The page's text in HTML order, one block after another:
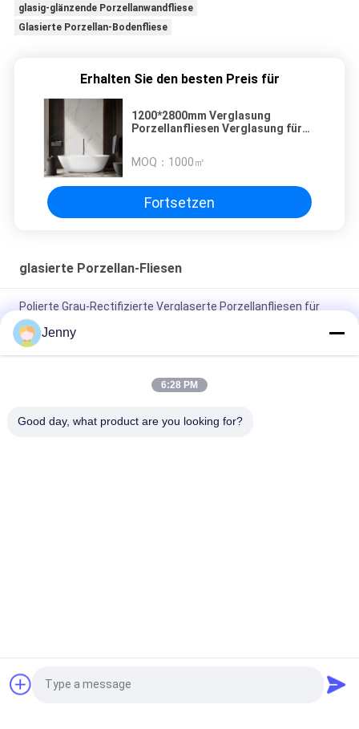
glasig-glänzende Porzellanwandfliese
Glasierte Porzellan-Bodenfliese
Erhalten Sie den besten Preis für
1200*2800mm Verglasung
Porzellanfliesen Verglasung für
MOQ： 1000㎡
Fortsetzen
glasierte Porzellan-Fliesen
Polierte Grau-Rectifizierte Verglaserte Porzellanfliesen für
Wohn- / Gewerbezwecke
Glanzverglasete, gerechte Porzellanfliesen mit polierten
Oberflächen mit geringer Wasserabsorption PEI 4
Finish Mit 0,05% Wasserabsorption
Zement-Blick-
Porzellan-Fliese Fordern Sie ein Angebot
Jenny
6:28 PM
Good day, what product are you looking for?